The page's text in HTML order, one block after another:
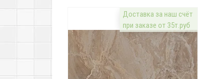
Доставка за наш счёт
при заказе от 35т.руб